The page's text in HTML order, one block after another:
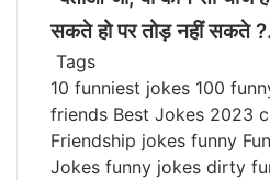
सकते हो पर तोड़ नहीं सकते
Tags
10 funniest jokes 100
friends Best Jokes 2023
Friendship jokes funny
Jokes funny jokes dirty